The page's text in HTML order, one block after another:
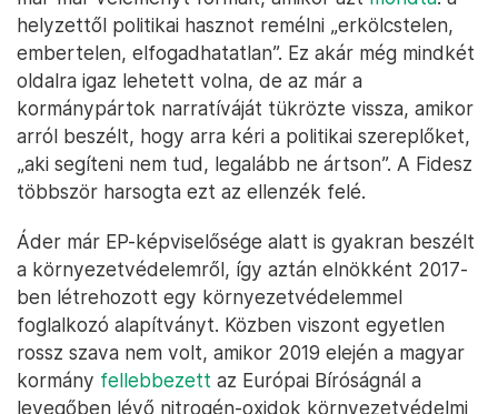
helyzettől politikai hasznot remélni „erkölcstelen,
embertelen, elfogadhatatlan”. Ez akár még mindkét
oldalra igaz lehetett volna, de az már a
kormánypártok narratíváját tükrözte vissza, amikor
arról beszélt, hogy arra kéri a politikai szereplőket,
„aki segíteni nem tud, legalább ne ártson”. A Fidesz
többször harsogta ezt az ellenzék felé.
Áder már EP-képviselősége alatt is gyakran beszélt
a környezetvédelemről, így aztán elnökként 2017-
ben létrehozott egy környezetvédelemmel
foglalkozó alapítványt. Közben viszont egyetlen
rossz szava nem volt, amikor 2019 elején a magyar
kormány fellebbezett az Európai Bíróságnál a
levegőben lévő nitrogén-oxidok környezetvédelmi